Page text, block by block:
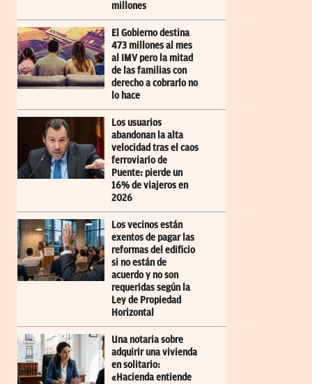
millones
El Gobierno destina
473 millones al mes
al IMV pero la mitad
de las familias con
derecho a cobrarlo no
lo hace
Los usuarios
abandonan la alta
velocidad tras el caos
ferroviario de
Puente: pierde un
16% de viajeros en
2026
Los vecinos están
exentos de pagar las
reformas del edificio
si no están de
acuerdo y no son
requeridas según la
Ley de Propiedad
Horizontal
Una notaria sobre
adquirir una vivienda
en solitario:
«Hacienda entiende